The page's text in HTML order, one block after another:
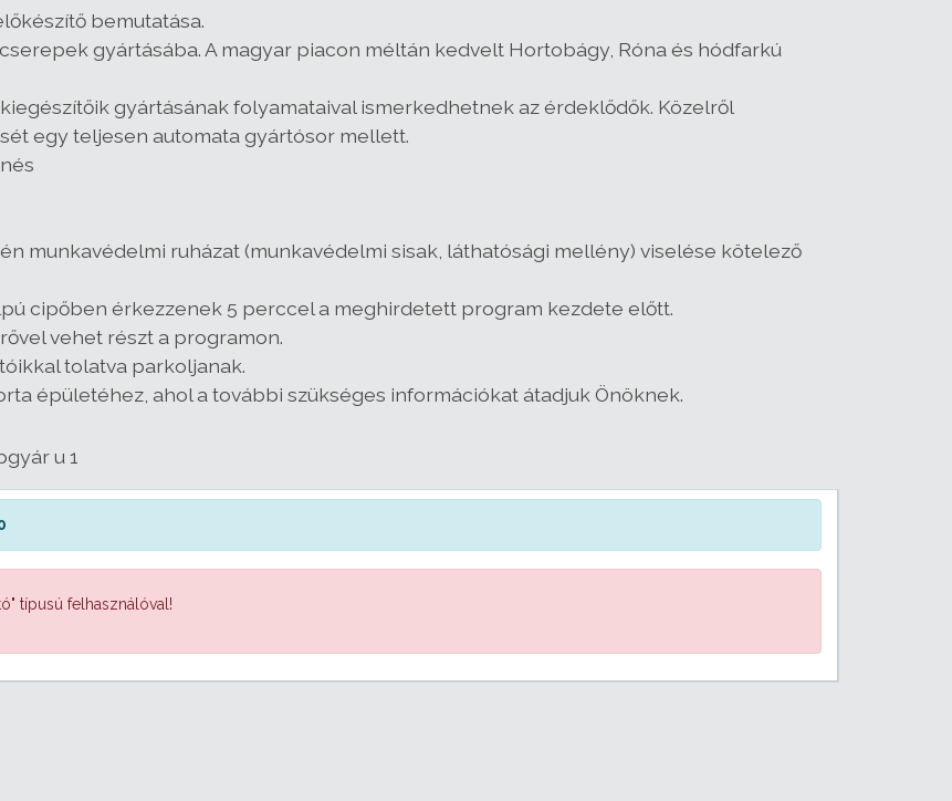
bemutatása.
gyártásába. A magyar piacon méltán kedvelt Hortobágy, Róna és hódfarkú
gyártásának folyamataival ismerkedhetnek az érdeklődők. Közelről
egy teljesen automata gyártósor mellett.
munkavédelmi ruházat (munkavédelmi sisak, láthatósági mellény) viselése kötelező
cipőben érkezzenek 5 perccel a meghirdetett program kezdete előtt.
vehet részt a programon.
tolatva parkoljanak.
épületéhez, ahol a további szükséges információkat átadjuk Önöknek.
u 1
típusú felhasználóval!